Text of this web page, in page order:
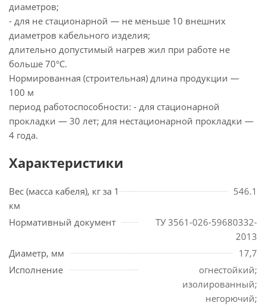
диаметров;
- для не стационарной — не меньше 10 внешних
диаметров кабельного изделия;
длительно допустимый нагрев жил при работе не
больше 70°С.
Нормированная (строительная) длина продукции —
100 м
период работоспособности: - для стационарной
прокладки — 30 лет; для нестационарной прокладки —
4 года.
Характеристики
Вес (масса кабеля), кг за 1
км
546.1
Нормативный документ
ТУ 3561-026-59680332-
2013
Диаметр, мм
17,7
Исполнение
огнестойкий;
изолированный;
негорючий;